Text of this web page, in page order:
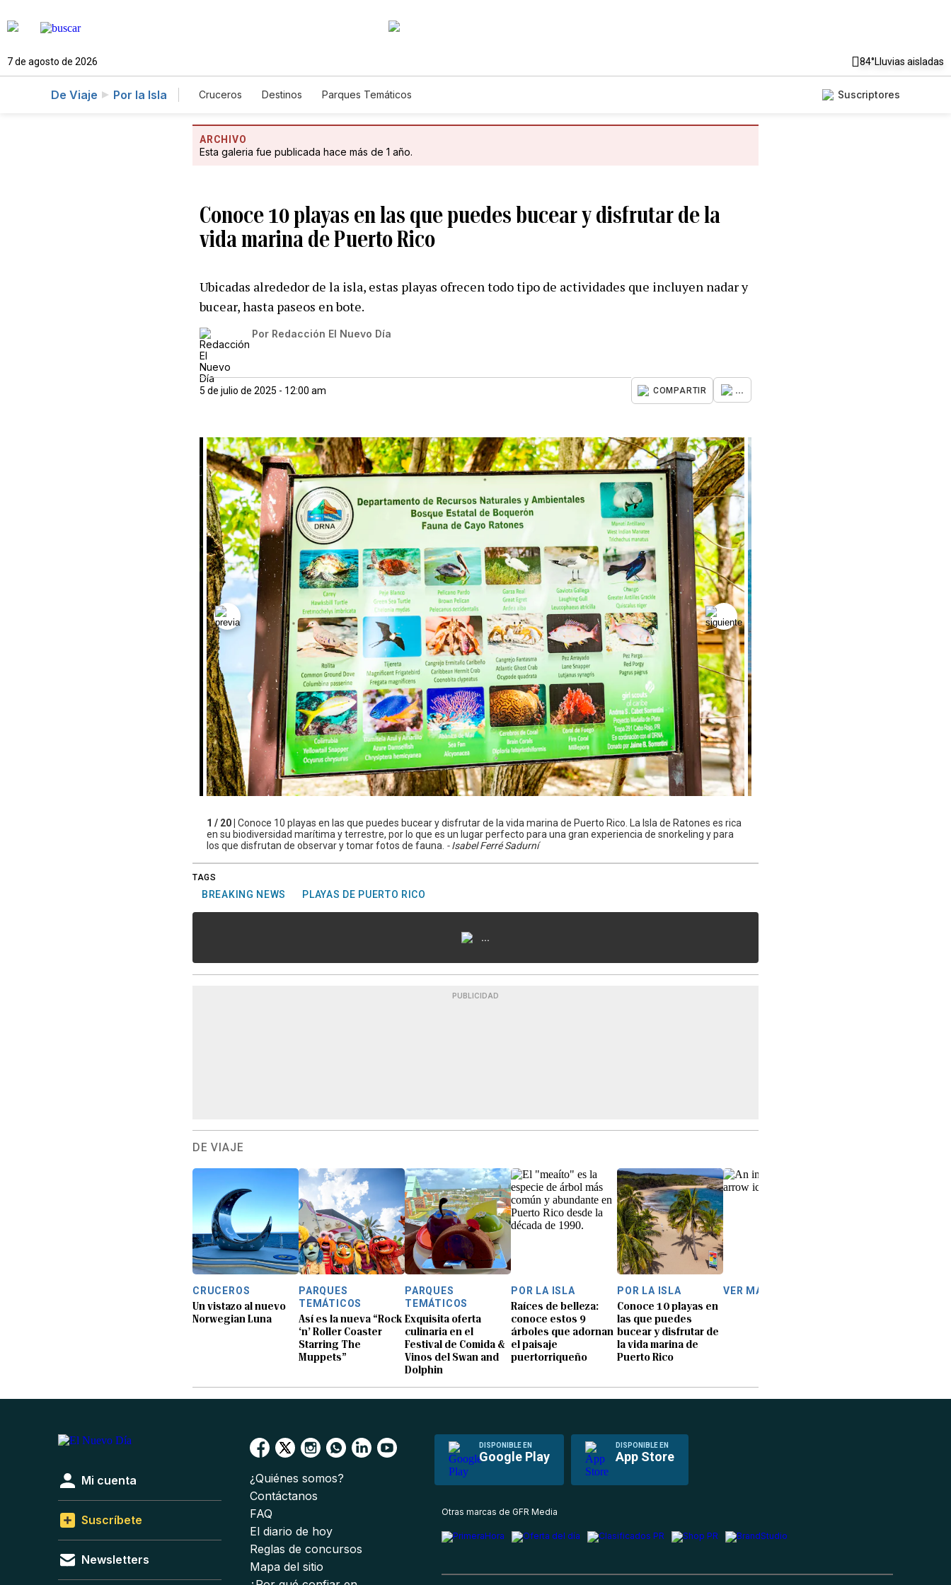
7 de agosto de 2026 84°Lluvias aisladas
De Viaje Por la Isla Cruceros Destinos Parques Temáticos Suscriptores
ARCHIVO
Esta galeria fue publicada hace más de 1 año.
Conoce 10 playas en las que puedes bucear y disfrutar de la
vida marina de Puerto Rico
Ubicadas alrededor de la isla, estas playas ofrecen todo tipo de actividades que incluyen nadar y
bucear, hasta paseos en bote.
Por Redacción El Nuevo Día
5 de julio de 2025 - 12:00 am COMPARTIR ...
1 / 20 | Conoce 10 playas en las que puedes bucear y disfrutar de la vida marina de Puerto Rico. La Isla de Ratones es rica
en su biodiversidad marítima y terrestre, por lo que es un lugar perfecto para una gran experiencia de snorkeling y para
los que disfrutan de observar y tomar fotos de fauna. - Isabel Ferré Sadurní
TAGS
BREAKING NEWS PLAYAS DE PUERTO RICO
...
PUBLICIDAD
DE VIAJE
CRUCEROS
Un vistazo al nuevo
Norwegian Luna
PARQUES
TEMÁTICOS
Así es la nueva “Rock
‘n’ Roller Coaster
Starring The
Muppets”
PARQUES
TEMÁTICOS
Exquisita oferta
culinaria en el
Festival de Comida &
Vinos del Swan and
Dolphin
POR LA ISLA
Raíces de belleza:
conoce estos 9
árboles que adornan
el paisaje
puertorriqueño
POR LA ISLA
Conoce 10 playas en
las que puedes
bucear y disfrutar de
la vida marina de
Puerto Rico
VER MÁS
DISPONIBLE EN
Google Play
DISPONIBLE EN
App Store
Mi cuenta
Suscríbete
Newsletters
¿Quiénes somos?
Contáctanos
FAQ
El diario de hoy
Reglas de concursos
Mapa del sitio
Otras marcas de GFR Media